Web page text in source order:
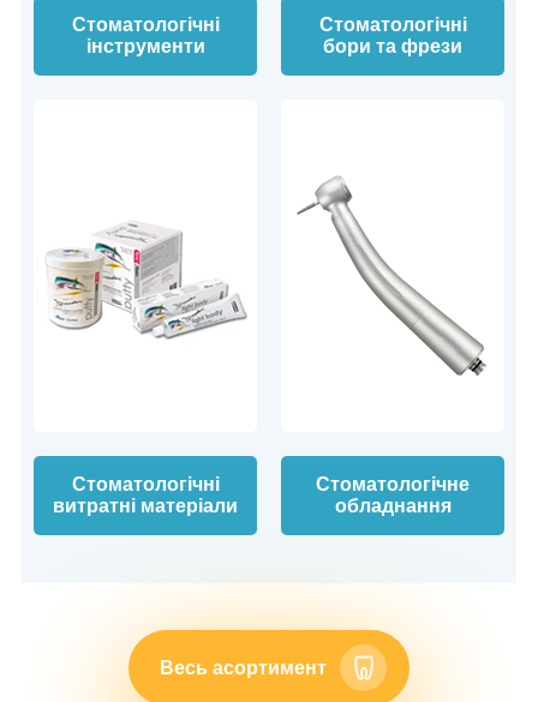
Стоматологічні
інструменти
Стоматологічні
бори та фрези
Стоматологічні
витратні матеріали
Стоматологічне
обладнання
Весь асортимент